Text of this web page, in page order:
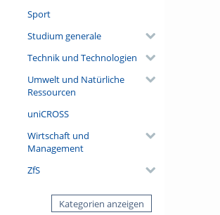
Sport
Studium generale
Technik und Technologien
Umwelt und Natürliche
Ressourcen
uniCROSS
Wirtschaft und
Management
ZfS
Kategorien anzeigen